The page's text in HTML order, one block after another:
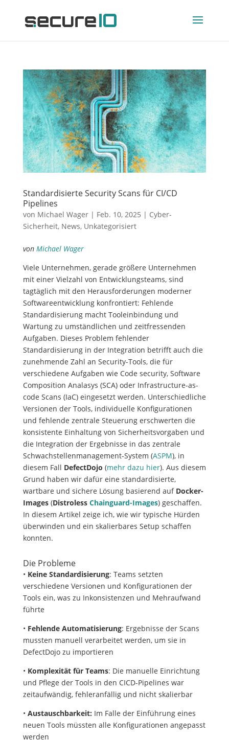
Standardisierte Security Scans für CI/CD
Pipelines
von Michael Wager| Feb. 10, 2025 | Cyber-
Sicherheit, News, Unkategorisiert
von Michael Wager
Viele Unternehmen, gerade größere Unternehmen
mit einer Vielzahl von Entwicklungsteams, sind
tagtäglich mit den Herausforderungen moderner
Softwareentwicklung konfrontiert: Fehlende
Standardisierung macht Tooleinbindung und
Wartung zu umständlichen und zeitfressenden
Aufgaben. Dieses Problem fehlender
Standardisierung in der Integration betrifft auch die
zunehmende Zahl an Security-Tools, die für
verschiedene Aufgaben wie Code security, Software
Composition Analasys (SCA) oder Infrastructure-as-
code Scans (IaC) eingesetzt werden. Unterschiedliche
Versionen der Tools, individuelle Konfigurationen
und fehlende zentrale Steuerung erschwerten die
konsistente Einhaltung von Sicherheitsvorgaben und
die Integration der Ergebnisse in das zentrale
Schwachstellenmanagement-System (ASPM), in
diesem Fall DefectDojo (mehr dazu hier). Aus diesem
Grund haben wir dafür eine standardisierte,
wartbare und sichere Lösung basierend auf Docker-
Images(Distroless Chainguard-Images) geschaffen.
In diesem Artikel zeige ich, wie wir typische Hürden
überwinden und ein skalierbares Setup schaffen
konnten.
Die Probleme
• Keine Standardisierung: Teams setzten
verschiedene Versionen und Konfigurationen der
Tools ein, was zu Inkonsistenzen und Mehraufwand
führte
• Fehlende Automatisierung: Ergebnisse der Scans
mussten manuell verarbeitet werden, um sie in
DefectDojo zu importieren
• Komplexität für Teams: Die manuelle Einrichtung
und Pflege der Tools in den CICD-Pipelines war
zeitaufwändig, fehleranfällig und nicht skalierbar
• Austauschbarkeit: Im Falle der Einführung eines
neuen Tools müssten alle Konfigurationen angepasst
werden